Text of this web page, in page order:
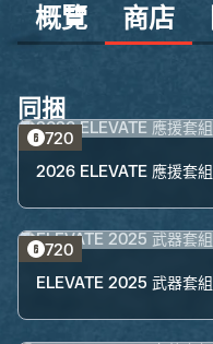
概覽 商店
同捆
720
2026 ELEVATE 應援套組
720
ELEVATE 2025 武器套組